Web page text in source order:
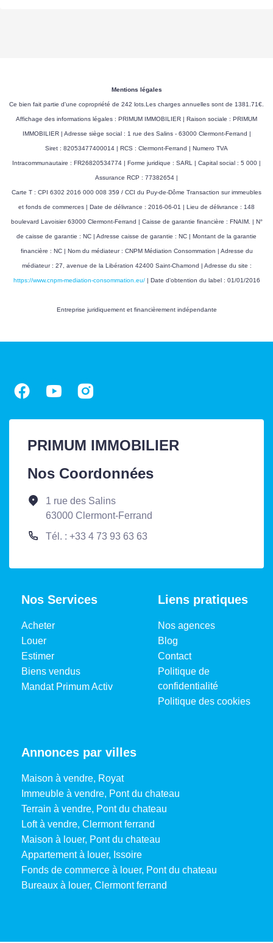
Mentions légales
Ce bien fait partie d'une copropriété de 242 lots.Les charges annuelles sont de 1381.71€.
Affichage des informations légales : PRIMUM IMMOBILIER | Raison sociale : PRIMUM
IMMOBILIER | Adresse siège social : 1 rue des Salins - 63000 Clermont-Ferrand |
Siret : 82053477400014 | RCS : Clermont-Ferrand | Numero TVA
Intracommunautaire : FR26820534774 | Forme juridique : SARL | Capital social : 5 000 |
Assurance RCP : 77382654 |
Carte T : CPI 6302 2016 000 008 359 / CCI du Puy-de-Dôme Transaction sur immeubles
et fonds de commerces | Date de délivrance : 2016-06-01 | Lieu de délivrance : 148
boulevard Lavoisier 63000 Clermont-Ferrand | Caisse de garantie financière : FNAIM. | N°
de caisse de garantie : NC | Adresse caisse de garantie : NC | Montant de la garantie
financière : NC | Nom du médiateur : CNPM Médiation Consommation | Adresse du
médiateur : 27, avenue de la Libération 42400 Saint-Chamond | Adresse du site :
https://www.cnpm-mediation-consommation.eu/| Date d'obtention du label : 01/01/2016
Entreprise juridiquement et financièrement indépendante
PRIMUM IMMOBILIER
Nos Coordonnées
1 rue des Salins
63000 Clermont-Ferrand
Tél. : +33 4 73 93 63 63
Nos Services
Acheter
Louer
Estimer
Biens vendus
Mandat Primum Activ
Liens pratiques
Nos agences
Blog
Contact
Politique de
confidentialité
Politique des cookies
Annonces par villes
Maison à vendre, Royat
Immeuble à vendre, Pont du chateau
Terrain à vendre, Pont du chateau
Loft à vendre, Clermont ferrand
Maison à louer, Pont du chateau
Appartement à louer, Issoire
Fonds de commerce à louer, Pont du chateau
Bureaux à louer, Clermont ferrand